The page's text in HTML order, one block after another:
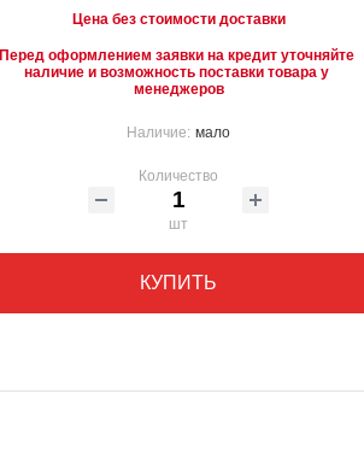
Цена без стоимости доставки
Перед оформлением заявки на кредит уточняйте
наличие и возможность поставки товара у
менеджеров
Наличие: мало
Количество
шт
КУПИТЬ